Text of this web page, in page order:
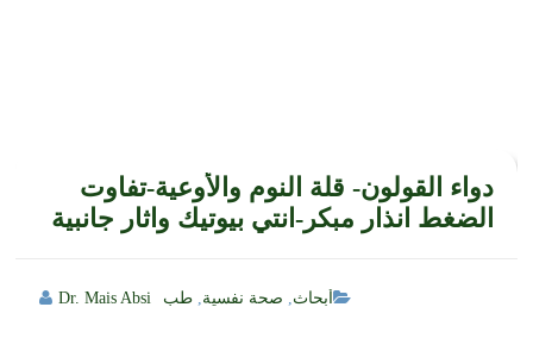
دواء القولون- قلة النوم والأوعية-تفاوت
الضغط انذار مبكر-انتي بيوتيك واثار جانبية
Dr. Mais Absi أبحاث صحة نفسية طب